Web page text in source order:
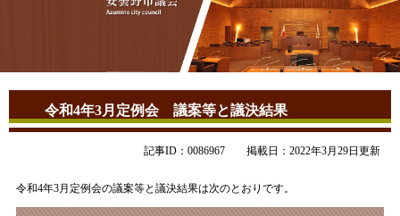
令和4年3月定例会 議案等と議決結果
記事ID：0086967 掲載日：2022年3月29日更新
令和4年3月定例会の議案等と議決結果は次のとおりです。